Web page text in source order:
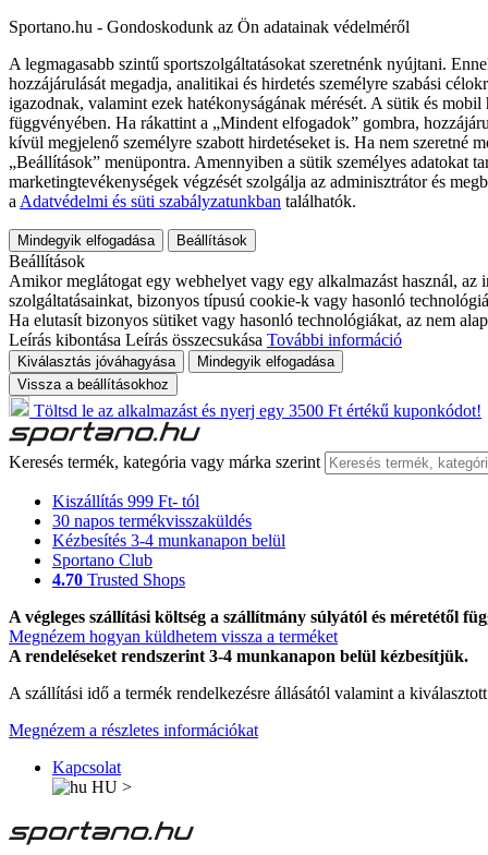
Sportano.hu - Gondoskodunk az Ön adatainak védelméről
A legmagasabb szintű sportszolgáltatásokat szeretnénk nyújtani.
hozzájárulását megadja, analitikai és hirdetés személyre szabási
igazodnak, valamint ezek hatékonyságának mérését. A sütik és
függvényében. Ha rákattint a „Mindent elfogadok” gombra,
kívül megjelenő személyre szabott hirdetéseket is. Ha nem szeretné
„Beállítások” menüpontra. Amennyiben a sütik személyes adatokat
marketingtevékenységek végzését szolgálja az adminisztrátor és
a Adatvédelmi és süti szabályzatunkban találhatók.
Mindegyik elfogadása Beállítások
Beállítások
Amikor meglátogat egy webhelyet vagy egy alkalmazást használ,
szolgáltatásainkat, bizonyos típusú cookie-k vagy hasonló
Ha elutasít bizonyos sütiket vagy hasonló technológiákat, az nem
Leírás kibontása Leírás összecsukása További információ
Kiválasztás jóváhagyása
Mindegyik elfogadása
Vissza a beállításokhoz
Töltsd le az alkalmazást és nyerj egy 3500 Ft értékű kuponkódot!
Keresés termék, kategória vagy márka szerint
Kiszállítás 999 Ft- tól
30 napos termékvisszaküldés
Kézbesítés 3-4 munkanapon belül
Sportano Club
4.70 Trusted Shops
A végleges szállítási költség a szállítmány súlyától és méretétől
Megnézem hogyan küldhetem vissza a terméket
A rendeléseket rendszerint 3-4 munkanapon belül kézbesítjük.
A szállítási idő a termék rendelkezésre állásától valamint a
Megnézem a részletes információkat
Kapcsolat
HU >